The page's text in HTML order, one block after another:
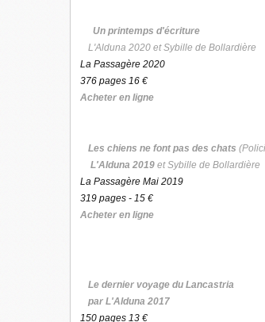
Un printemps d'écriture
L'Alduna 2020 et Sybille de Bollardière
La Passagère 2020
376 pages 16 €
Acheter en ligne
Les chiens ne font pas des chats
L'Alduna 2019 et Sybille de Bollardière
La Passagère Mai 2019
319 pages - 15 €
Acheter en ligne
Le dernier voyage du Lancastria
par L'Alduna 2017
150 pages 13 €